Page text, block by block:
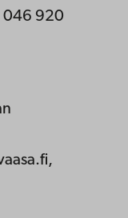
046 920